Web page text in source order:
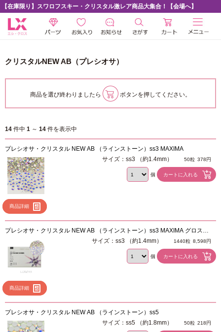
【在庫限り】スワロフスキー・クリスタル激レア商品大集合！【会場へ】
クリスタルNEW AB（プレシオサ）
商品を選び終わりましたら ボタンを押してください。
14 件中 1 ～ 14 件を表示中
プレシオサ・クリスタル NEW AB （ラインストーン）ss3 MAXIMA
商品詳細
サイズ：ss3 （約1.4mm） 50粒 378円
個
プレシオサ・クリスタル NEW AB （ラインストーン）ss3 MAXIMA グロスパ
商品詳細
サイズ：ss3 （約1.4mm） 1440粒 8,598円
個
プレシオサ・クリスタル NEW AB （ラインストーン）ss5
サイズ：ss5 （約1.8mm） 50粒 218円